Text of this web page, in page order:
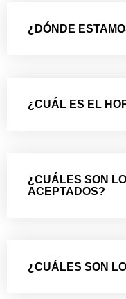
¿DÓNDE
¿CUÁL ES EL
¿CUÁLES SON
ACEPTADOS?
¿CUÁLES SON